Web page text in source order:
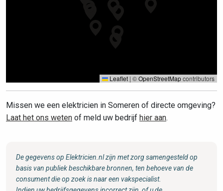
Leaflet | ©OpenStreetMapcontributors
Missen we een elektricien in Someren of directe omgeving?
Laat het ons weten of meld uw bedrijf hier aan.
De gegevens op Elektricien.nl zijn met zorg samengesteld op
basis van publiek beschikbare bronnen, ten behoeve van de
consument die op zoek is naar een vakspecialist.